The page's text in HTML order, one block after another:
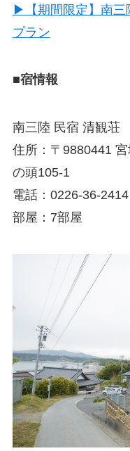
▶【期間限定】南三
プラン
■宿情報
南三陸 民宿 清観荘
住所：〒9880441
の頭105-1
電話：0226-36-2414
部屋：7部屋